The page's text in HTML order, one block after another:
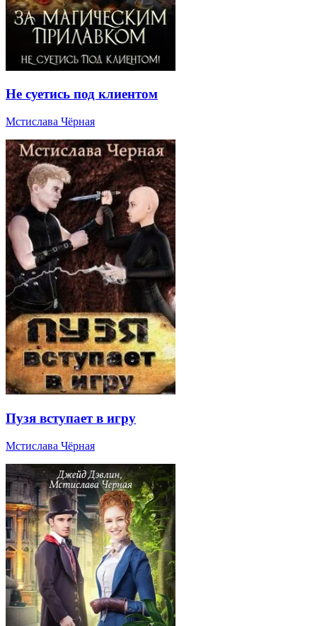
Не суетись под клиентом
Мстислава Чёрная
Пузя вступает в игру
Мстислава Чёрная